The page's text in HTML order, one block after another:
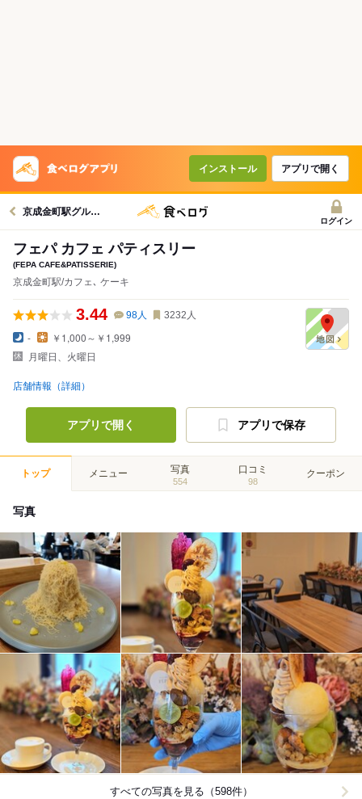
インストール アプリで開く
京成金町駅グルメへ
ログイン
フェパ カフェ パティスリー
(FEPA CAFE&PATISSERIE)
京成金町駅/カフェ､ ケーキ
3.44 98人 3232 人
-
￥1,000～￥1,999
月曜日、火曜日
店舗情報（詳細）
アプリで開く アプリで保存
トップ メニュー 写真
554
口コミ
98
クーポン
写真
すべての写真を見る（598件）